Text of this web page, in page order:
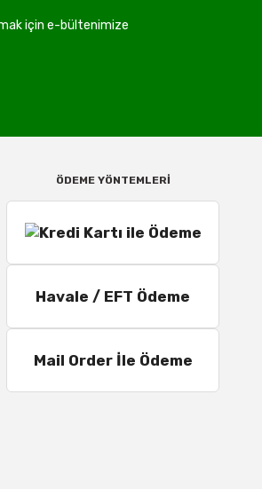
için e-bültenimize
ÖDEME YÖNTEMLERİ
Havale / EFT Ödeme
Mail Order İle Ödeme